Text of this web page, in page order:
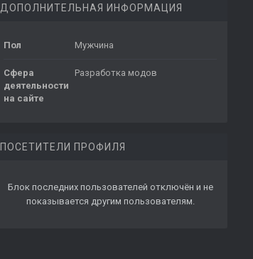
ДОПОЛНИТЕЛЬНАЯ ИНФОРМАЦИЯ
Пол Мужчина
Сфера
деятельности
на сайте
Разработка модов
ПОСЕТИТЕЛИ ПРОФИЛЯ
Блок последних пользователей отключён и не
показывается другим пользователям.